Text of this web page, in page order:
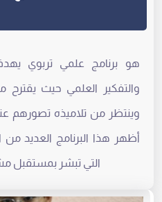
هو برنامج علمي تربوي يهدف
والتفكير العلمي حيث يقترح
وينتظر من تلاميذه تصورهم
أظهر هذا البرنامج العديد من
التي تبشر بمستقبل